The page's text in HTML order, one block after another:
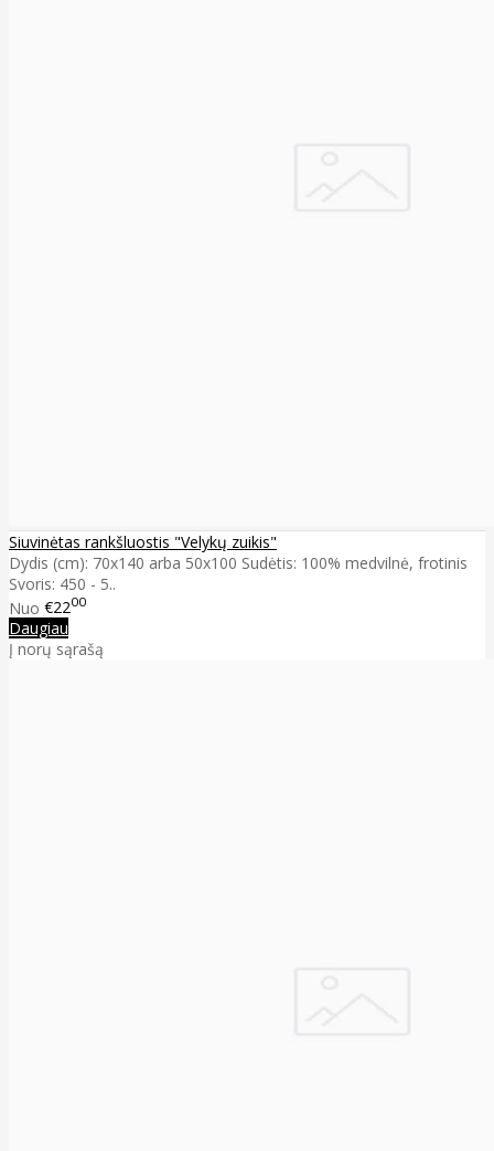
Siuvinėtas rankšluostis "Velykų zuikis"
Dydis (cm): 70x140 arba 50x100 Sudėtis: 100% medvilnė, frotinis
Svoris: 450 - 5..
Nuo €2200
Daugiau
Į norų sąrašą